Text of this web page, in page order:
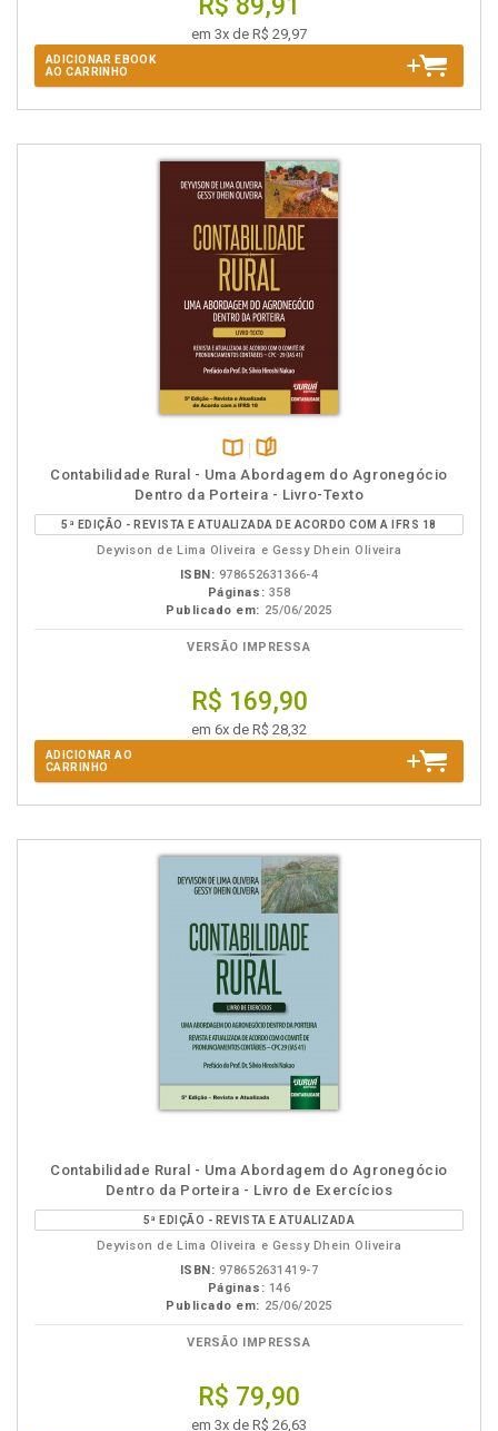
R$ 89,91
em 3x de R$ 29,97
ADICIONAR EBOOK
AO CARRINHO
Disponível
na
B.V.
páginas
Contabilidade Rural - Uma Abordagem do Agronegócio
Dentro da Porteira - Livro-Texto
5ª EDIÇÃO - REVISTA E ATUALIZADA DE ACORDO COM A IFRS 18
Deyvison de Lima Oliveira e Gessy Dhein Oliveira
ISBN: 978652631366-4
Páginas: 358
Publicado em: 25/06/2025
VERSÃO IMPRESSA
R$ 169,90
em 6x de R$ 28,32
ADICIONAR AO
CARRINHO
Contabilidade Rural - Uma Abordagem do Agronegócio
Dentro da Porteira - Livro de Exercícios
5ª EDIÇÃO - REVISTA E ATUALIZADA
Deyvison de Lima Oliveira e Gessy Dhein Oliveira
ISBN: 978652631419-7
Páginas: 146
Publicado em: 25/06/2025
VERSÃO IMPRESSA
R$ 79,90
em 3x de R$ 26,63